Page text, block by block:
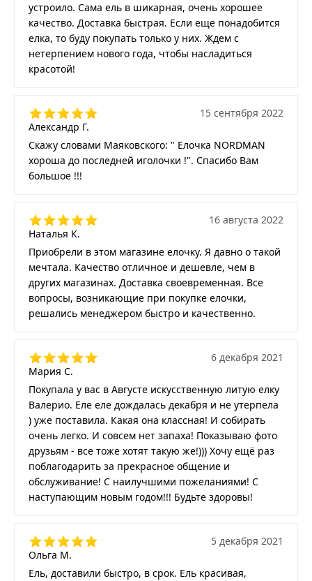
устроило. Сама ель в шикарная, очень хорошее
качество. Доставка быстрая. Если еще понадобится
елка, то буду покупать только у них. Ждем с
нетерпением нового года, чтобы насладиться
красотой!
Александр Г.
15 сентября 2022
Скажу словами Маяковского: " Елочка NORDMAN
хороша до последней иголочки !". Спасибо Вам
большое !!!
Наталья К.
16 августа 2022
Приобрели в этом магазине елочку. Я давно о такой
мечтала. Качество отличное и дешевле, чем в
других магазинах. Доставка своевременная. Все
вопросы, возникающие при покупке елочки,
решались менеджером быстро и качественно.
Мария С.
6 декабря 2021
Покупала у вас в Августе искусственную литую елку
Валерио. Еле еле дождалась декабря и не утерпела
) уже поставила. Какая она классная! И собирать
очень легко. И совсем нет запаха! Показываю фото
друзьям - все тоже хотят такую же!))) Хочу ещё раз
поблагодарить за прекрасное общение и
обслуживание! С наилучшими пожеланиями! С
наступающим новым годом!!! Будьте здоровы!
Ольга М.
5 декабря 2021
Ель, доставили быстро, в срок. Ель красивая,